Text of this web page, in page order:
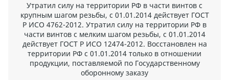
Утратил силу на территории РФ в части винтов с
крупным шагом резьбы, с 01.01.2014 действует ГОСТ
Р ИСО 4762-2012. Утратил силу на территории РФ в
части винтов с мелким шагом резьбы, с 01.01.2014
действует ГОСТ Р ИСО 12474-2012. Восстановлен на
территории РФ с 01.01.2014 только в отношении
продукции, поставляемой по Государственному
оборонному заказу